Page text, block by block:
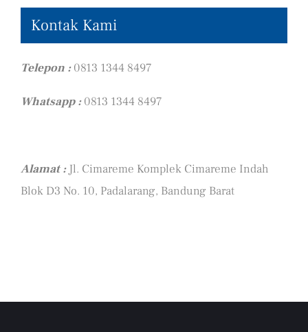
Kontak Kami
Telepon :0813 1344 8497
Whatsapp :0813 1344 8497
Alamat : Jl. Cimareme Komplek Cimareme Indah
Blok D3 No. 10, Padalarang, Bandung Barat